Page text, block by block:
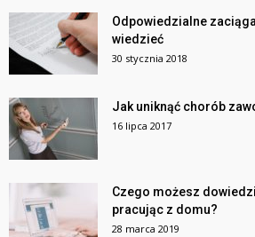
Odpowiedzialne
wiedzieć
30 stycznia 2018
Jak uniknąć chorób
16 lipca 2017
Czego możesz
pracując z domu?
28 marca 2019